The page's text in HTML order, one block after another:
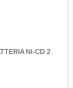
NI-CD 2